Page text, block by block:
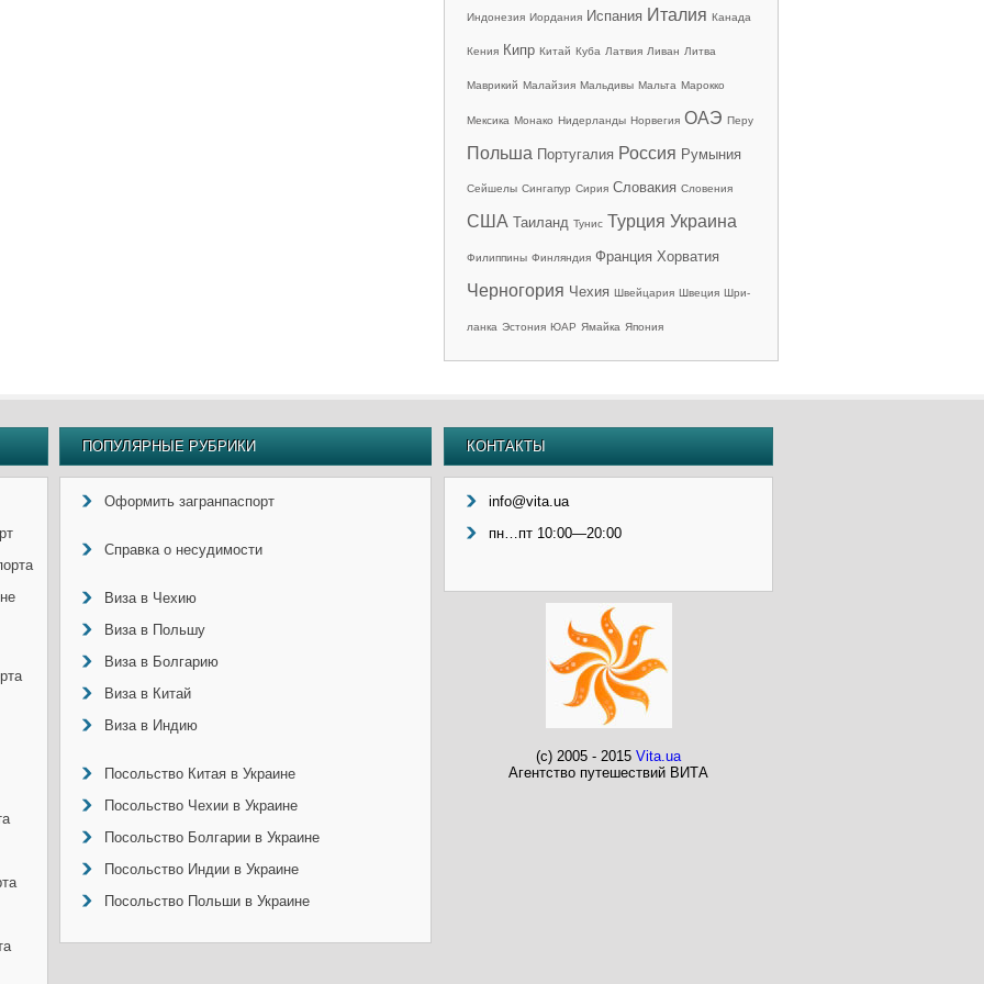
Индонезия Иордания Испания Италия Канада
Кения Кипр Китай Куба Латвия Ливан Литва
Маврикий Малайзия Мальдивы Мальта Марокко
Мексика Монако Нидерланды Норвегия ОАЭ Перу
Польша Португалия Россия Румыния
Сейшелы Сингапур Сирия Словакия Словения
США Таиланд Тунис Турция Украина
Филиппины Финляндия Франция Хорватия
Черногория Чехия Швейцария Швеция Шри-
ланка Эстония ЮАР Ямайка Япония
ПОПУЛЯРНЫЕ РУБРИКИ
Оформить загранпаспорт
Справка о несудимости
Виза в Чехию
Виза в Польшу
Виза в Болгарию
Виза в Китай
Виза в Индию
Посольство Китая в Украине
Посольство Чехии в Украине
Посольство Болгарии в Украине
Посольство Индии в Украине
Посольство Польши в Украине
КОНТАКТЫ
info@vita.ua
пн…пт 10:00—20:00
(c) 2005 - 2015 Vita.ua
Агентство путешествий ВИТА